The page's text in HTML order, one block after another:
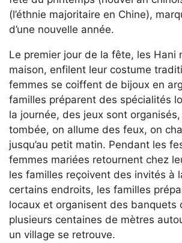
(l’éthnie majoritaire en Chine),
d’une nouvelle année.
Le premier jour de la fête, les Hani
maison, enfilent leur costume
femmes se coiffent de bijoux en
familles préparent des spécialités
la journée, des jeux sont
tombée, on allume des feux, on
jusqu’au petit matin. Pendant les
femmes mariées retournent chez
les familles reçoivent des invités à
certains endroits, les familles
locaux et organisent des banquets
plusieurs centaines de mètres
un village se retrouve.